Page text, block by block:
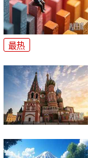
最热